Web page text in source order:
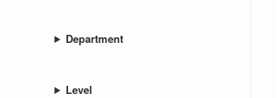
Department
Level